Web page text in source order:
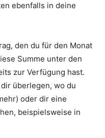
ebenfalls in deine
den du für den Monat
Summe unter den
zur Verfügung hast.
überlegen, wo du
oder dir eine
beispielsweise in